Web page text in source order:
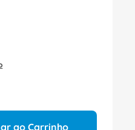
ao Carrinho